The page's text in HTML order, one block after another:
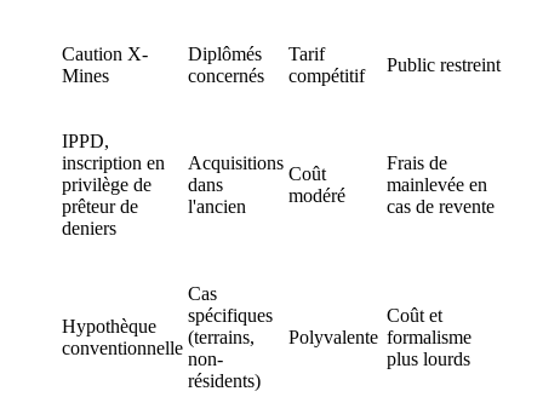
Caution X-
Mines
Diplômés
concernés
Tarif
compétitif
Public restreint
IPPD,
inscription en
privilège de
prêteur de
deniers
Acquisitions
dans
l'ancien
Coût
modéré
Frais de
mainlevée en
cas de revente
Hypothèque
conventionnelle
Cas
spécifiques
(terrains,
non-
résidents)
Polyvalente
Coût et
formalisme
plus lourds